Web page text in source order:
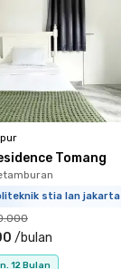
Tomang
stia lan jakarta
/bulan
12 Bulan